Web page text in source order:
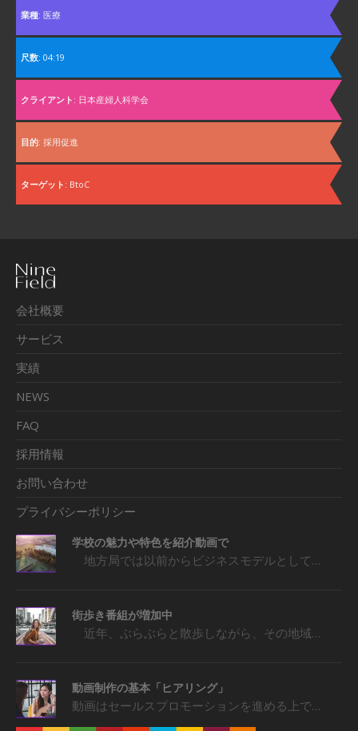
業種: 医療
尺数: 04:19
クライアント : 日本産婦人科学会
目的: 採用促進
ターゲット : BtoC
会社概要
サービス
実績
NEWS
FAQ
採用情報
お問い合わせ
プライバシーポリシー
学校の魅力や特色を紹介動画で
地方局では以前からビジネスモデルとして…
街歩き番組が増加中
近年、ぶらぶらと散歩しながら、その地域…
動画制作の基本「ヒアリング」
動画はセールスプロモーションを進める上で…